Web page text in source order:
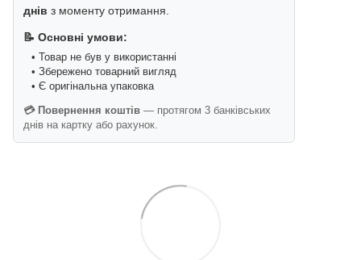
днів з моменту отримання.
📝 Основні умови:
• Товар не був у використанні
• Збережено товарний вигляд
• Є оригінальна упаковка
💳 Повернення коштів — протягом 3 банківських
днів на картку або рахунок.